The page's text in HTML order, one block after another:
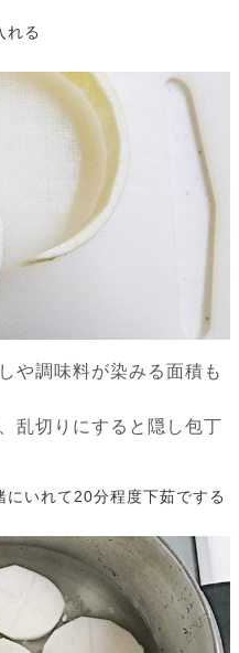
れる
や調味料が染みる面積も
乱切りにすると隠し包丁
いれて20分程度下茹でする